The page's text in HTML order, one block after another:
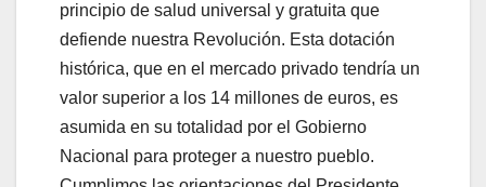
principio de salud universal y gratuita que
defiende nuestra Revolución. Esta dotación
histórica, que en el mercado privado tendría un
valor superior a los 14 millones de euros, es
asumida en su totalidad por el Gobierno
Nacional para proteger a nuestro pueblo.